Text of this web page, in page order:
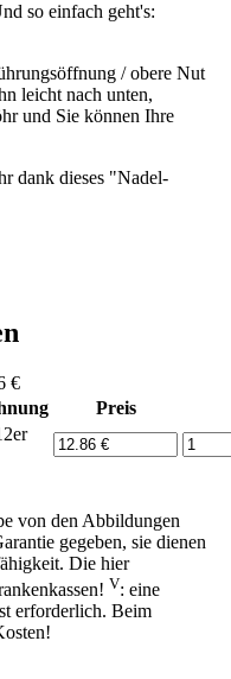
so einfach geht's:
/ obere Nut
leicht nach unten,
und Sie können Ihre
dank dieses "Nadel-
€
Preis
von den Abbildungen
gegeben, sie dienen
Die hier
V: eine
erforderlich. Beim